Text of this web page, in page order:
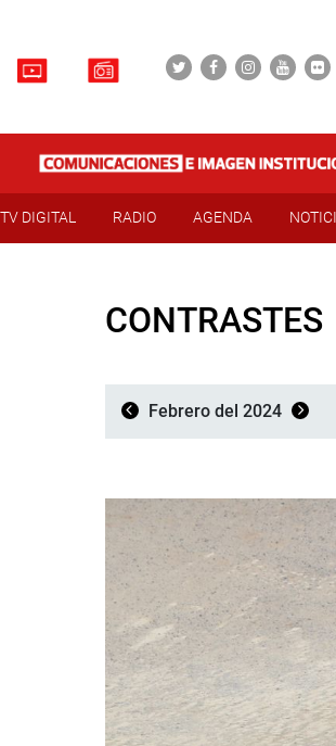
TV DIGITAL RADIO AGENDA
CONTRASTES
Febrero del 2024